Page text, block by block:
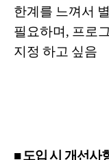
한계를 느껴서
필요하며, 프로
지정 하고 싶음
■ 도입 시 개선사